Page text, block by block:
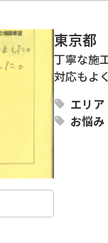
東京都
丁寧な施
対応もよ
エリア
お悩み